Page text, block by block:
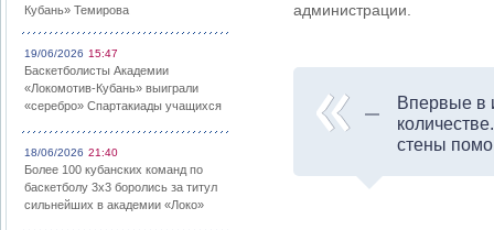
Кубань» Темирова
19/06/2026 15:47
Баскетболисты Академии
«Локомотив-Кубань» выиграли
«серебро» Спартакиады учащихся
18/06/2026 21:40
Более 100 кубанских команд по
баскетболу 3х3 боролись за титул
сильнейших в академии «Локо»
администрации.
Впервые в
стены